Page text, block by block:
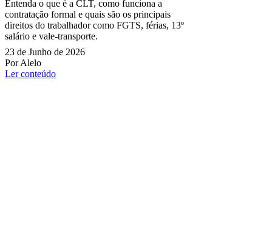
Entenda o que é a CLT, como funciona a
contratação formal e quais são os principais
direitos do trabalhador como FGTS, férias, 13º
salário e vale-transporte.
23 de Junho de 2026
Por Alelo
Ler conteúdo